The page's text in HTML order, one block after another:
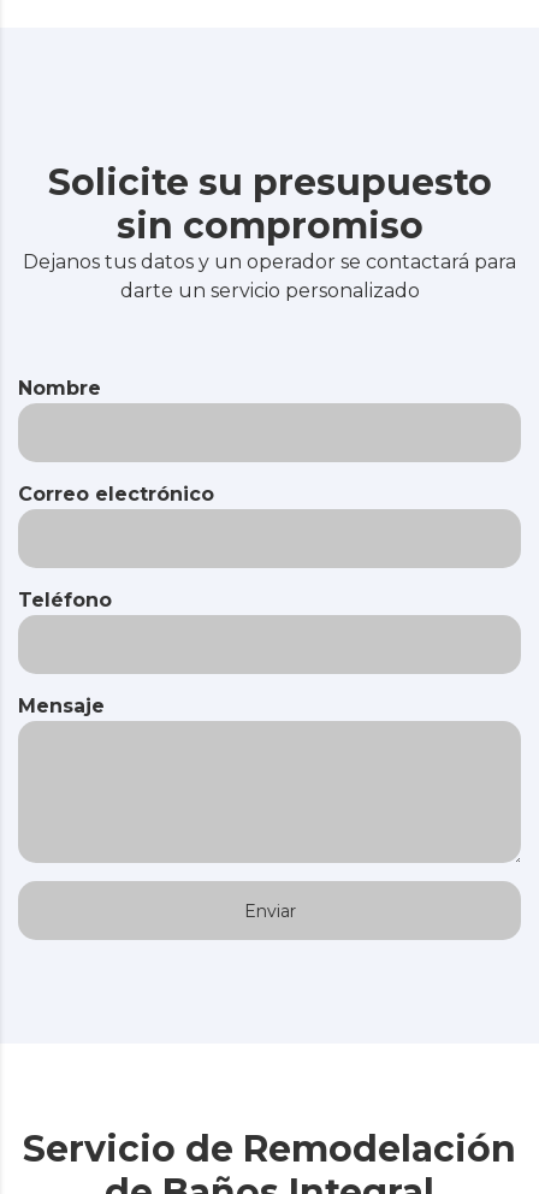
Solicite su presupuesto
sin compromiso
Dejanos tus datos y un operador se contactará para
darte un servicio personalizado
Nombre
Correo electrónico
Teléfono
Mensaje
Servicio de Remodelación